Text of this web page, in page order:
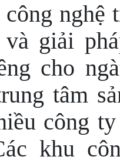
nghệ
giải
cho
tâm
công
khu